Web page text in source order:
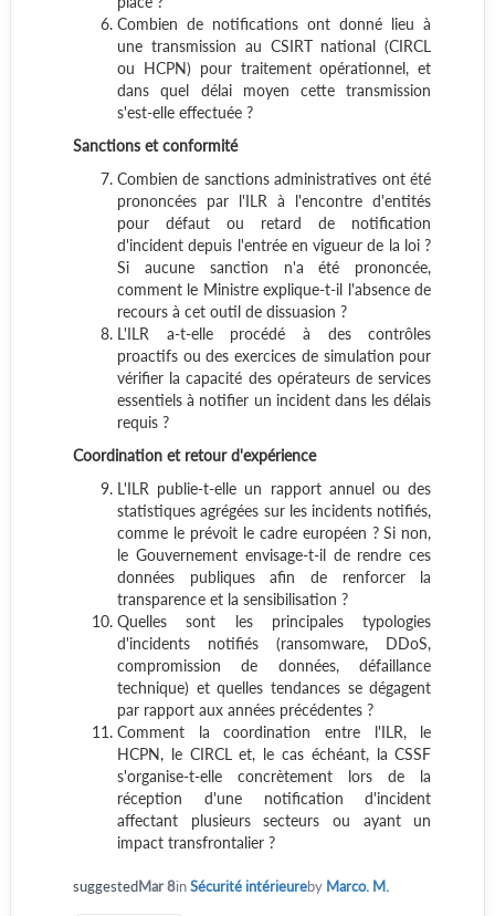
Combien de notifications ont donné lieu à
une transmission au CSIRT national (CIRCL
ou HCPN) pour traitement opérationnel, et
dans quel délai moyen cette transmission
s'est-elle effectuée ?
Sanctions et conformité
Combien de sanctions administratives ont été
prononcées par l'ILR à l'encontre d'entités
pour défaut ou retard de notification
d'incident depuis l'entrée en vigueur de la loi ?
Si aucune sanction n'a été prononcée,
comment le Ministre explique-t-il l'absence de
recours à cet outil de dissuasion ?
L'ILR a-t-elle procédé à des contrôles
proactifs ou des exercices de simulation pour
vérifier la capacité des opérateurs de services
essentiels à notifier un incident dans les délais
requis ?
Coordination et retour d'expérience
L'ILR publie-t-elle un rapport annuel ou des
statistiques agrégées sur les incidents notifiés,
comme le prévoit le cadre européen ? Si non,
le Gouvernement envisage-t-il de rendre ces
données publiques afin de renforcer la
transparence et la sensibilisation ?
Quelles sont les principales typologies
d'incidents notifiés (ransomware, DDoS,
compromission de données, défaillance
technique) et quelles tendances se dégagent
par rapport aux années précédentes ?
Comment la coordination entre l'ILR, le
HCPN, le CIRCL et, le cas échéant, la CSSF
s'organise-t-elle concrètement lors de la
réception d'une notification d'incident
affectant plusieurs secteurs ou ayant un
impact transfrontalier ?
suggestedMar 8inSécurité intérieureby Marco. M.